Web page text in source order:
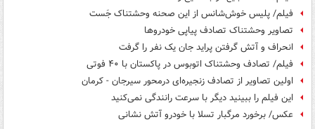
فیلم/ پلیس خوش‌شانس از این صحنه‌ وحشتناک جَست
تصاویر وحشتناک تصادف‌ پیاپی خودروها
انحراف و آتش گرفتن پراید جان یک نفر را گرفت
فیلم/ تصادف وحشتناک اتوبوس در پاکستان با ۴۰ فوتی
اولین تصاویر از تصادف زنجیره‌ای درمحور سیرجان - کرمان
این فیلم را ببینید دیگر با سرعت رانندگی نمی‌کنید
عکس/ برخورد مرگبار تسلا با خودرو آتش نشانی